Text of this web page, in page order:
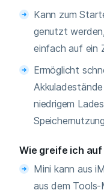
Kann zum
genutzt
einfach auf ein
Ermöglicht
niedrigem
Wie greife ich auf
Mini kann aus
aus dem Tools-